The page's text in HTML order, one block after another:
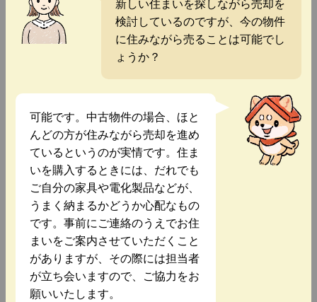
検討しているのですが、今の物件
に住みながら売ることは可能でし
ょうか？
可能です。中古物件の場合、ほと
んどの方が住みながら売却を進め
ているというのが実情です。住ま
いを購入するときには、だれでも
ご自分の家具や電化製品などが、
うまく納まるかどうか心配なもの
です。事前にご連絡のうえでお住
まいをご案内させていただくこと
がありますが、その際には担当者
が立ち会いますので、ご協力をお
願いいたします。